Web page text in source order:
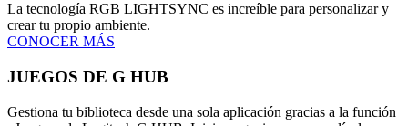
La tecnología RGB LIGHTSYNC es increíble para personalizar y
crear tu propio ambiente.
CONOCER MÁS
JUEGOS DE G HUB
Gestiona tu biblioteca desde una sola aplicación gracias a la función